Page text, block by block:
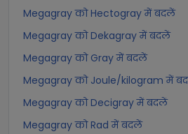
Megagray को Hectogray में बदलें
Megagray को Dekagray में बदलें
Megagray को Gray में बदलें
Megagray को Joule/kilogram में
Megagray को Decigray में बदलें
Megagray को Rad में बदलें